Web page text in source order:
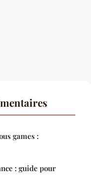
games :
: guide pour